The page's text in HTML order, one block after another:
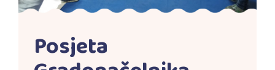
Posjeta